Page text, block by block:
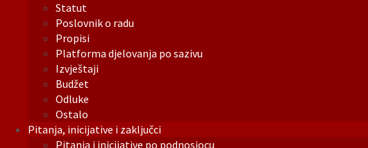
Statut
Poslovnik o radu
Propisi
Platforma djelovanja po sazivu
Izvještaji
Budžet
Odluke
Ostalo
Pitanja, inicijative i zaključci
Pitanja i inicijative po podnosiocu